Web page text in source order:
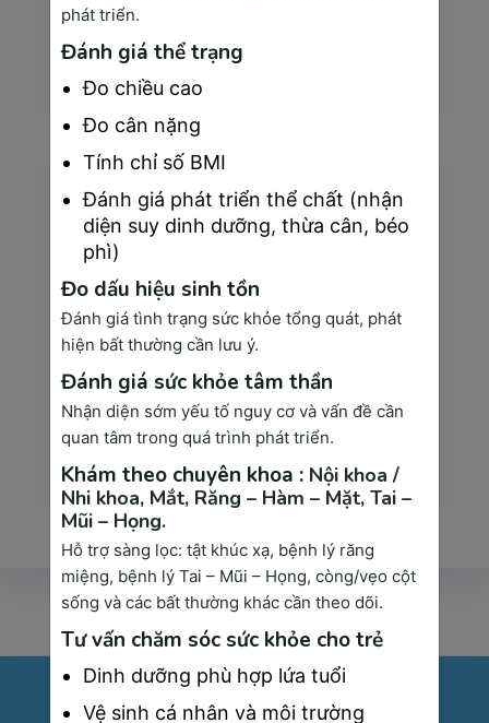
Chăm sóc bệnh nhân tận tâm
Xem thêm
Chăm sóc sức khỏe toàn diện
Xem thêm
phát triển.
Đánh giá thể trạng
Đo chiều cao
Đo cân nặng
Tính chỉ số BMI
Đánh giá phát triển thể chất (nhận
diện suy dinh dưỡng, thừa cân, béo
phì)
Đo dấu hiệu sinh tồn
Đánh giá tình trạng sức khỏe tổng quát, phát
hiện bất thường cần lưu ý.
Đánh giá sức khỏe tâm thần
Nhận diện sớm yếu tố nguy cơ và vấn đề cần
quan tâm trong quá trình phát triển.
Khám theo chuyên khoa : Nội khoa /
Nhi khoa, Mắt, Răng – Hàm – Mặt, Tai –
Mũi – Họng.
Hỗ trợ sàng lọc: tật khúc xạ, bệnh lý răng
miệng, bệnh lý Tai – Mũi – Họng, còng/vẹo cột
sống và các bất thường khác cần theo dõi.
Tư vấn chăm sóc sức khỏe cho trẻ
Dinh dưỡng phù hợp lứa tuổi
Vệ sinh cá nhân và môi trường